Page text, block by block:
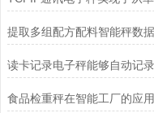
食品检重秤在智能工厂的应用